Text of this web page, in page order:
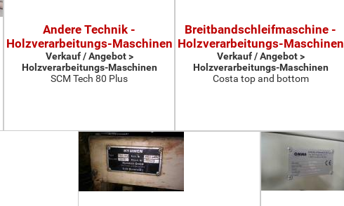
Andere Technik -
Holzverarbeitungs-Maschinen
Verkauf / Angebot >
Holzverarbeitungs-Maschinen
SCM Tech 80 Plus
Breitbandschleifmaschine -
Holzverarbeitungs-Maschinen
Verkauf / Angebot >
Holzverarbeitungs-Maschinen
Costa top and bottom